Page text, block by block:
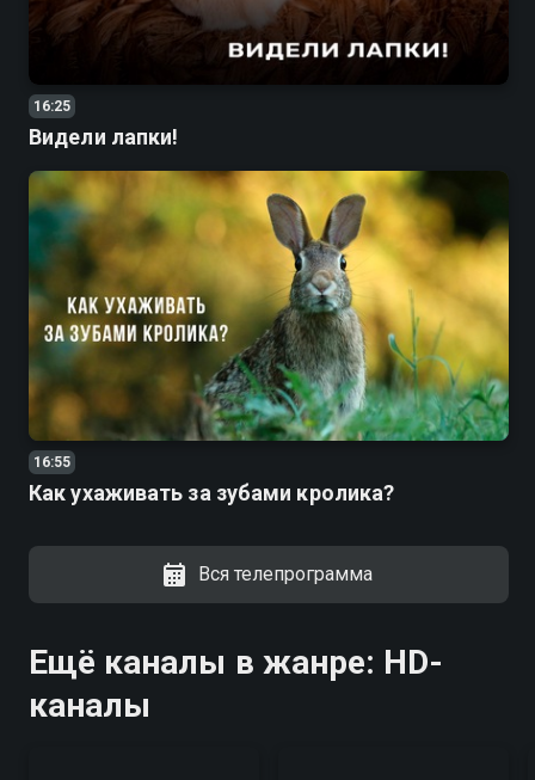
16:25
Видели лапки!
16:55
Как ухаживать за зубами кролика?
Вся телепрограмма
Ещё каналы в жанре: HD-
каналы